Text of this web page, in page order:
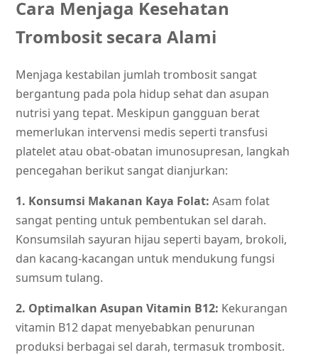
Cara Menjaga Kesehatan
Trombosit secara Alami
Menjaga kestabilan jumlah trombosit sangat
bergantung pada pola hidup sehat dan asupan
nutrisi yang tepat. Meskipun gangguan berat
memerlukan intervensi medis seperti transfusi
platelet atau obat-obatan imunosupresan, langkah
pencegahan berikut sangat dianjurkan:
1. Konsumsi Makanan Kaya Folat: Asam folat
sangat penting untuk pembentukan sel darah.
Konsumsilah sayuran hijau seperti bayam, brokoli,
dan kacang-kacangan untuk mendukung fungsi
sumsum tulang.
2. Optimalkan Asupan Vitamin B12: Kekurangan
vitamin B12 dapat menyebabkan penurunan
produksi berbagai sel darah, termasuk trombosit.